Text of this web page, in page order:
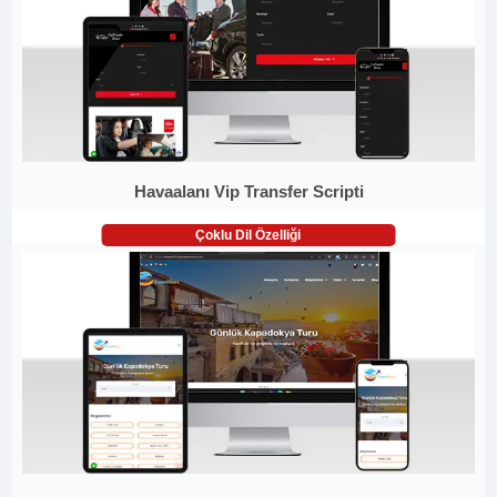
Havaalanı Vip Transfer Scripti
Çoklu Dil Özelliği